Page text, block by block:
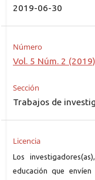
2019-06-30
Número
Vol. 5 Núm. 2 (2019)
Sección
Trabajos de
Licencia
Los
educación que